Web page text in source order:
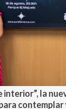
interior”, la
contemplar